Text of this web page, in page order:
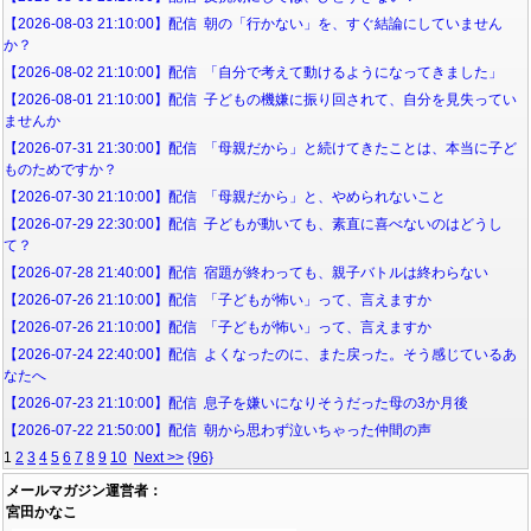
【2026-08-03 21:10:00】配信 朝の「行かない」を、すぐ結論にしていません
か？
【2026-08-02 21:10:00】配信 「自分で考えて動けるようになってきました」
【2026-08-01 21:10:00】配信 子どもの機嫌に振り回されて、自分を見失ってい
ませんか
【2026-07-31 21:30:00】配信 「母親だから」と続けてきたことは、本当に子ど
ものためですか？
【2026-07-30 21:10:00】配信 「母親だから」と、やめられないこと
【2026-07-29 22:30:00】配信 子どもが動いても、素直に喜べないのはどうし
て？
【2026-07-28 21:40:00】配信 宿題が終わっても、親子バトルは終わらない
【2026-07-26 21:10:00】配信 「子どもが怖い」って、言えますか
【2026-07-26 21:10:00】配信 「子どもが怖い」って、言えますか
【2026-07-24 22:40:00】配信 よくなったのに、また戻った。そう感じているあ
なたへ
【2026-07-23 21:10:00】配信 息子を嫌いになりそうだった母の3か月後
【2026-07-22 21:50:00】配信 朝から思わず泣いちゃった仲間の声
1 2 3 4 5 6 7 8 9 10 Next >> {96}
メールマガジン運営者：
宮田かなこ